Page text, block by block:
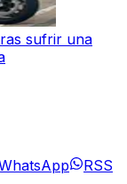
sufrir una
RSS